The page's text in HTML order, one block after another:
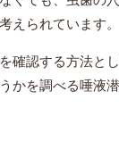
えられています。
確認する方法と
かを調べる唾液